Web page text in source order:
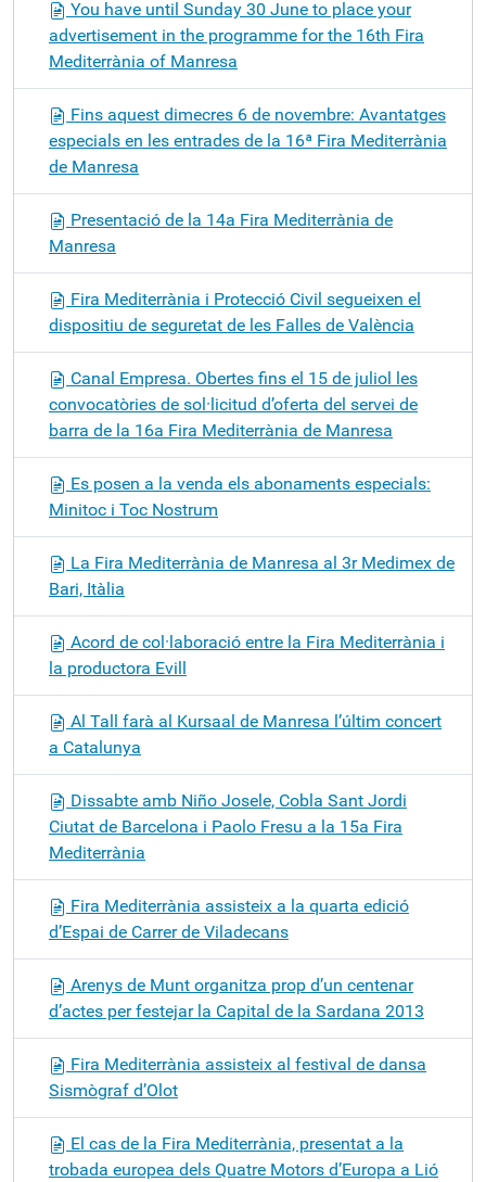
You have until Sunday 30 June to place your
advertisement in the programme for the 16th Fira
Mediterrània of Manresa
Fins aquest dimecres 6 de novembre: Avantatges
especials en les entrades de la 16ª Fira Mediterrània
de Manresa
Presentació de la 14a Fira Mediterrània de
Manresa
Fira Mediterrània i Protecció Civil segueixen el
dispositiu de seguretat de les Falles de València
Canal Empresa. Obertes fins el 15 de juliol les
convocatòries de sol·licitud d’oferta del servei de
barra de la 16a Fira Mediterrània de Manresa
Es posen a la venda els abonaments especials:
Minitoc i Toc Nostrum
La Fira Mediterrània de Manresa al 3r Medimex de
Bari, Itàlia
Acord de col·laboració entre la Fira Mediterrània i
la productora Evill
Al Tall farà al Kursaal de Manresa l’últim concert
a Catalunya
Dissabte amb Niño Josele, Cobla Sant Jordi
Ciutat de Barcelona i Paolo Fresu a la 15a Fira
Mediterrània
Fira Mediterrània assisteix a la quarta edició
d’Espai de Carrer de Viladecans
Arenys de Munt organitza prop d’un centenar
d’actes per festejar la Capital de la Sardana 2013
Fira Mediterrània assisteix al festival de dansa
Sismògraf d’Olot
El cas de la Fira Mediterrània, presentat a la
trobada europea dels Quatre Motors d’Europa a Lió